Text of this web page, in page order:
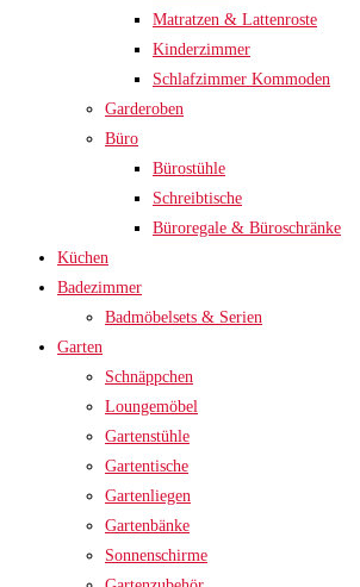
Matratzen & Lattenroste
Kinderzimmer
Schlafzimmer Kommoden
Garderoben
Büro
Bürostühle
Schreibtische
Büroregale & Büroschränke
Küchen
Badezimmer
Badmöbelsets & Serien
Garten
Schnäppchen
Loungemöbel
Gartenstühle
Gartentische
Gartenliegen
Gartenbänke
Sonnenschirme